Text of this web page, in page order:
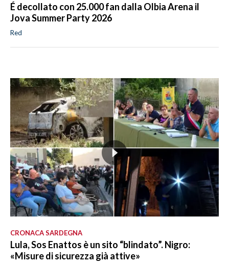
É decollato con 25.000 fan dalla Olbia Arena il
Jova Summer Party 2026
Red
CRONACA SARDEGNA
Lula, Sos Enattos è un sito “blindato”. Nigro:
«Misure di sicurezza già attive»